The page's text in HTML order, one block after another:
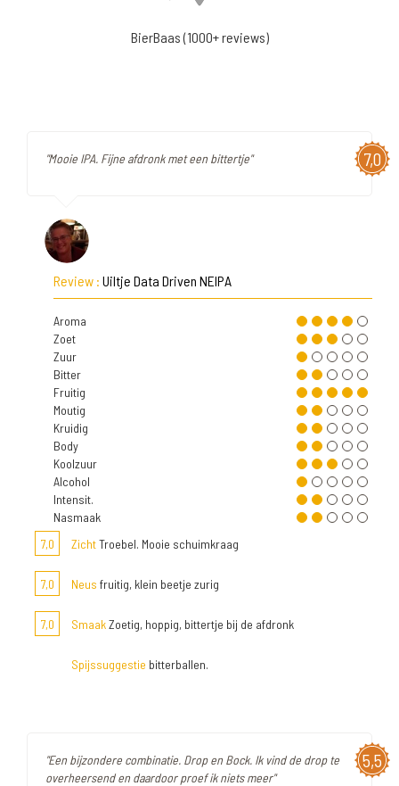
BierBaas (1000+ reviews)
7,0
"Mooie IPA. Fijne afdronk met een bittertje"
Review : Uiltje Data Driven NEIPA
Aroma
Zoet
Zuur
Bitter
Fruitig
Moutig
Kruidig
Body
Koolzuur
Alcohol
Intensit.
Nasmaak
7,0
ZichtTroebel. Mooie schuimkraag
7,0 Neus fruitig, klein beetje zurig
7,0 SmaakZoetig, hoppig, bittertje bij de afdronk
Spijssuggestie bitterballen.
5,5
"Een bijzondere combinatie. Drop en Bock. Ik vind de drop te
overheersend en daardoor proef ik niets meer"